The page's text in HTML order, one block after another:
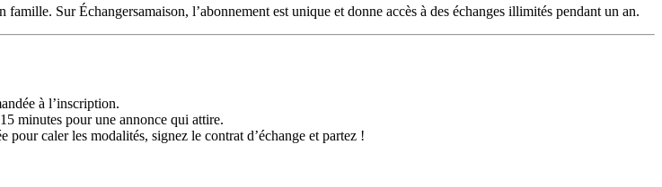
Sur Échangersamaison, l’abonnement est unique et donne accès à des échanges illimités pendant un an.
à l’inscription.
minutes pour une annonce qui attire.
pour caler les modalités, signez le contrat d’échange et partez !